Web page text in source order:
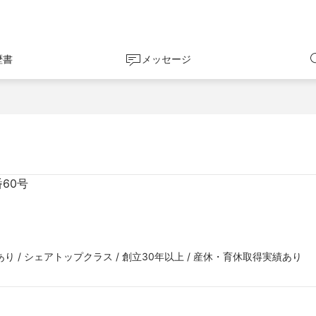
書 メッセージ
60号
/ シェアトップクラス / 創立30年以上 / 産休・育休取得実績あり